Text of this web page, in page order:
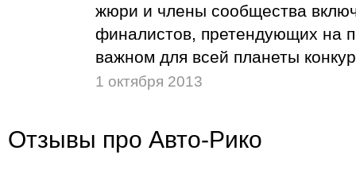
жюри и члены сообщества
финалистов, претендующих на
важном для всей планеты
1 октября 2013
Отзывы про Авто-Рико